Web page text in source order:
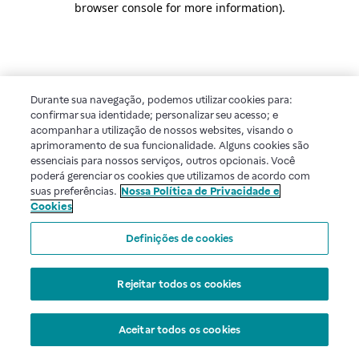
browser console for more information).
Durante sua navegação, podemos utilizar cookies para:
confirmar sua identidade; personalizar seu acesso; e
acompanhar a utilização de nossos websites, visando o
aprimoramento de sua funcionalidade. Alguns cookies são
essenciais para nossos serviços, outros opcionais. Você
poderá gerenciar os cookies que utilizamos de acordo com
suas preferências. Nossa Política de Privacidade e
Cookies
Definições de cookies
Rejeitar todos os cookies
Aceitar todos os cookies